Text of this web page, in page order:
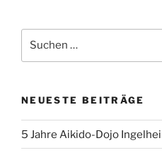
nach:
NEUESTE BEITRÄGE
5 Jahre Aikido-Dojo